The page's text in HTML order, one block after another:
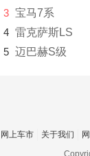
3 宝马7系
4 雷克萨斯LS
5 迈巴赫S级
网上车市 关于我们